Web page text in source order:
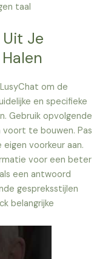
taal
Je
om de
en specifieke
Gebruik opvolgende
te bouwen. Pas
voorkeur aan.
voor een beter
een antwoord
gespreksstijlen
belangrijke